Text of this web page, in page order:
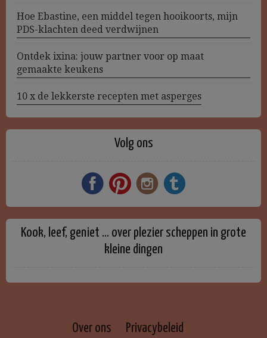
Hoe Ebastine, een middel tegen hooikoorts, mijn
PDS-klachten deed verdwijnen
Ontdek ixina: jouw partner voor op maat
gemaakte keukens
10 x de lekkerste recepten met asperges
Volg ons
Kook, leef, geniet … over plezier scheppen in grote
kleine dingen
Over ons Privacybeleid